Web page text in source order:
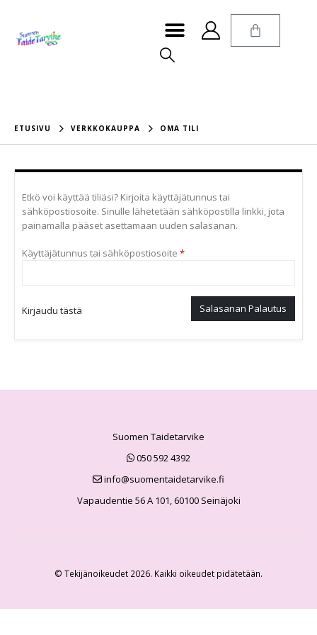
ETUSIVU VERKKOKAUPPA OMA TILI
Etkö voi käyttää tiliäsi? Kirjoita käyttäjätunnus tai
sähköpostiosoite. Sinulle lähetetään sähköpostilla linkki, jota
painamalla pääset asettamaan uuden salasanan.
Käyttäjätunnus tai sähköpostiosoite *
Kirjaudu tästä Salasanan Palautus
Suomen Taidetarvike
050 592 4392
info@suomentaidetarvike.fi
Vapaudentie 56 A 101, 60100 Seinäjoki
© Tekijänoikeudet 2026. Kaikki oikeudet pidätetään.